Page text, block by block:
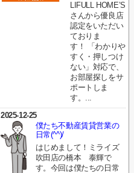
LIFULL HOME’S
さんから優良店
認定をいただい
ておりま
す！ 「わかりや
すく・押しつけ
ない」対応で、
お部屋探しをサ
ポートしま
す。...
2025-12-25
僕たち不動産賃貸営業の
日常(^^)/
はじめまして！ミライズ
吹田店の橋本 泰輝で
す。今回は僕たちの日常